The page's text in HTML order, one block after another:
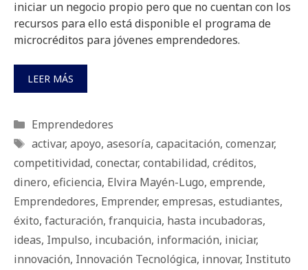
iniciar un negocio propio pero que no cuentan con los
recursos para ello está disponible el programa de
microcréditos para jóvenes emprendedores.
LEER MÁS
Categorías
Emprendedores
Etiquetas
activar, apoyo, asesoría, capacitación, comenzar,
competitividad, conectar, contabilidad, créditos,
dinero, eficiencia, Elvira Mayén-Lugo, emprende,
Emprendedores, Emprender, empresas, estudiantes,
éxito, facturación, franquicia, hasta incubadoras,
ideas, Impulso, incubación, información, iniciar,
innovación, Innovación Tecnológica, innovar, Instituto